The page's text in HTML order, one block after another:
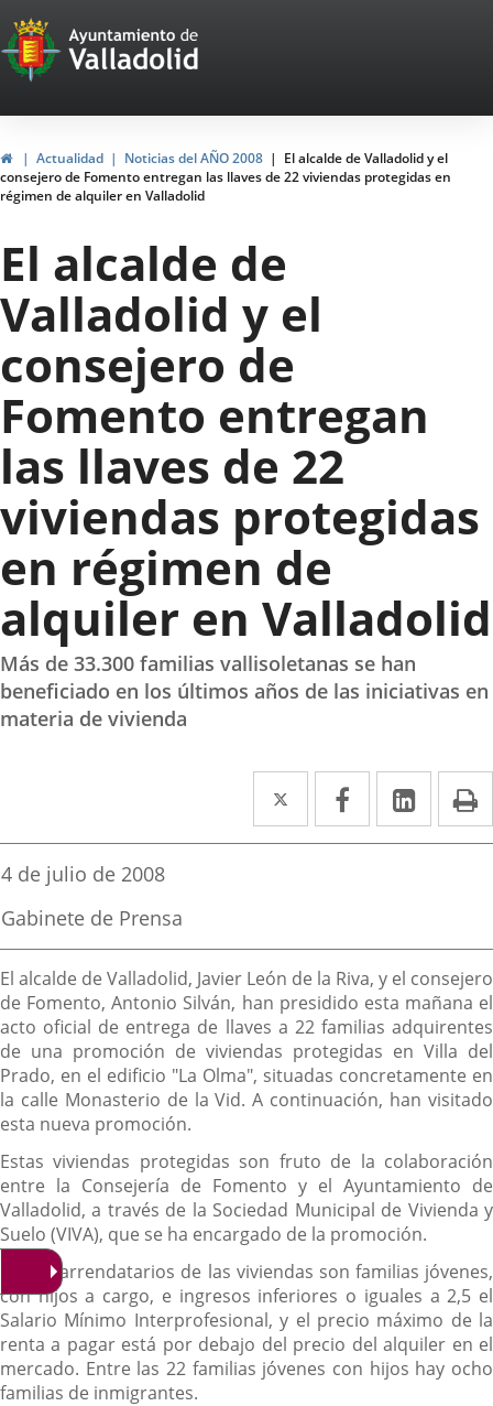
Portal
Web
del
Ayuntamiento
de
Valladolid
HomeActualidad Noticias del AÑO 2008
El alcalde de Valladolid y el
consejero de Fomento entregan las llaves de 22 viviendas protegidas en
régimen de alquiler en Valladolid
El alcalde de
Valladolid y el
consejero de
Fomento entregan
las llaves de 22
viviendas protegidas
en régimen de
alquiler en Valladolid
Más de 33.300 familias vallisoletanas se han
beneficiado en los últimos años de las iniciativas en
materia de vivienda
Twitter
Enlace
a
externa.
Facebook
Enlace
a
externa.
Enlace
a
Fecha
la
noticia
4 de julio de 2008
Fuente
la
noticia
Gabinete de Prensa
Descripción
El alcalde de Valladolid, Javier León de la Riva, y el consejero
de Fomento, Antonio Silván, han presidido esta mañana el
acto oficial de entrega de llaves a 22 familias adquirentes
de una promoción de viviendas protegidas en Villa del
Prado, en el edificio "La Olma", situadas concretamente en
la calle Monasterio de la Vid. A continuación, han visitado
esta nueva promoción.
Estas viviendas protegidas son fruto de la colaboración
entre la Consejería de Fomento y el Ayuntamiento de
Valladolid, a través de la Sociedad Municipal de Vivienda y
Suelo (VIVA), que se ha encargado de la promoción.
Los 22 arrendatarios de las viviendas son familias jóvenes,
con hijos a cargo, e ingresos inferiores o iguales a 2,5 el
Salario Mínimo Interprofesional, y el precio máximo de la
renta a pagar está por debajo del precio del alquiler en el
mercado. Entre las 22 familias jóvenes con hijos hay ocho
familias de inmigrantes.